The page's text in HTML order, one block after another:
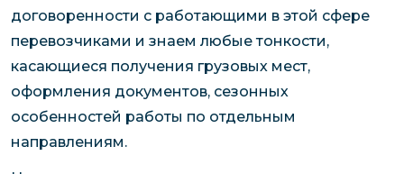
договоренности с работающими в этой сфере
перевозчиками и знаем любые тонкости,
касающиеся получения грузовых мест,
оформления документов, сезонных
особенностей работы по отдельным
направлениям.